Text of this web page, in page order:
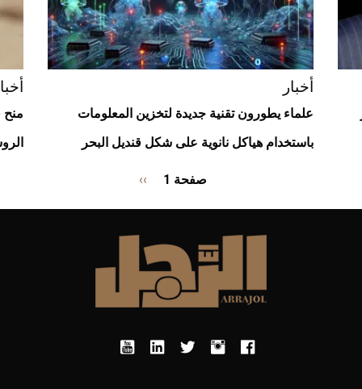
أخبار
علماء يطورون تقنية جديدة لتخزين المعلومات
باستخدام هياكل نانوية على شكل قنديل البحر
صفحة 1
الصفحة
››